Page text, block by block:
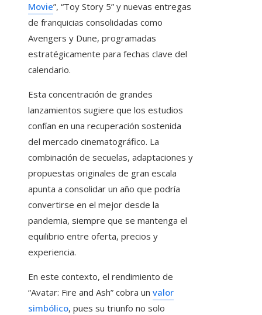
Movie”, “Toy Story 5” y nuevas entregas
de franquicias consolidadas como
Avengers y Dune, programadas
estratégicamente para fechas clave del
calendario.
Esta concentración de grandes
lanzamientos sugiere que los estudios
confían en una recuperación sostenida
del mercado cinematográfico. La
combinación de secuelas, adaptaciones y
propuestas originales de gran escala
apunta a consolidar un año que podría
convertirse en el mejor desde la
pandemia, siempre que se mantenga el
equilibrio entre oferta, precios y
experiencia.
En este contexto, el rendimiento de
“Avatar: Fire and Ash” cobra un valor
simbólico, pues su triunfo no solo